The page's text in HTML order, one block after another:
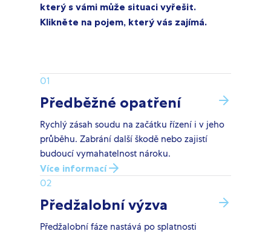
který s vámi může situaci vyřešit.
Klikněte na pojem, který vás zajímá.
01
Předběžné opatření
Rychlý zásah soudu na začátku řízení i v jeho
průběhu. Zabrání další škodě nebo zajistí
budoucí vymahatelnost nároku.
Více informací
02
Předžalobní výzva
Předžalobní fáze nastává po splatnosti